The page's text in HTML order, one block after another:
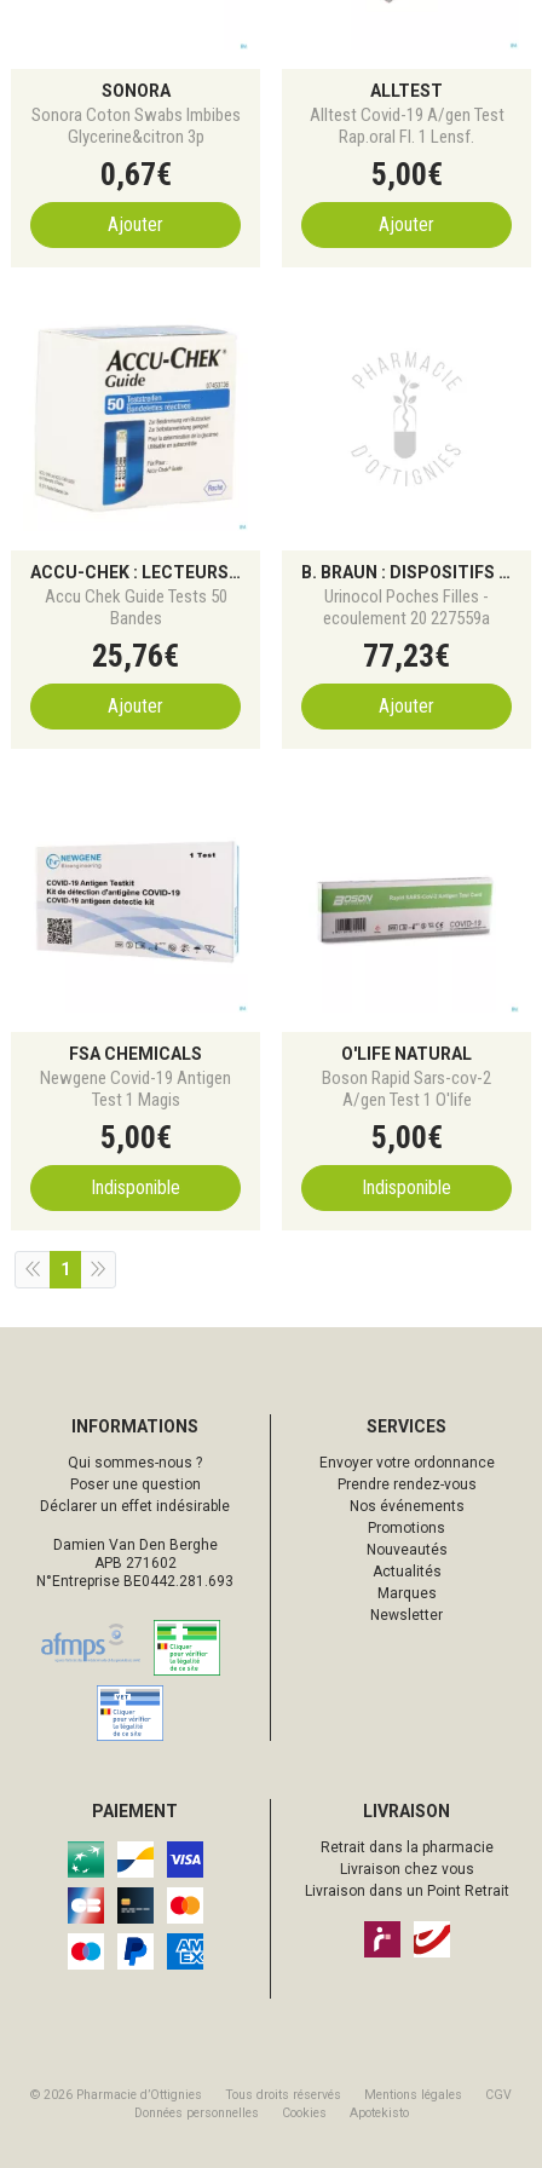
SONORA
Sonora Coton Swabs Imbibes
Glycerine&citron 3p
0,67€
Ajouter
ALLTEST
Alltest Covid-19 A/gen Test
Rap.oral Fl. 1 Lensf.
5,00€
Ajouter
ACCU-CHEK : LECTEURS DE GLYCÉMIE ET SOLUTIONS POUR DIABÈTE
Accu Chek Guide Tests 50
Bandes
25,76€
Ajouter
B. BRAUN : DISPOSITIFS MÉDICAUX ET MATÉRIEL DE SOINS
Urinocol Poches Filles -
ecoulement 20 227559a
77,23€
Ajouter
FSA CHEMICALS
Newgene Covid-19 Antigen
Test 1 Magis
5,00€
Indisponible
O'LIFE NATURAL
Boson Rapid Sars-cov-2
A/gen Test 1 O'life
5,00€
Indisponible
1
INFORMATIONS
Qui sommes-nous ?
Poser une question
Déclarer un effet indésirable
Damien Van Den Berghe
APB 271602
N°Entreprise BE0442.281.693
SERVICES
Envoyer votre ordonnance
Prendre rendez-vous
Nos événements
Promotions
Nouveautés
Actualités
Marques
Newsletter
PAIEMENT LIVRAISON
Retrait dans la pharmacie
Livraison chez vous
Livraison dans un Point Retrait
© 2026 Pharmacie d’Ottignies Tous droits réservés Mentions légales
CGV
Données personnelles
Cookies Apotekisto